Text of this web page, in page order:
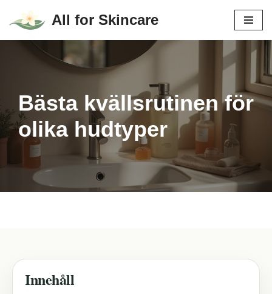
Hoppa
All for Skincare
Bästa kvällsrutinen för
olika hudtyper
Innehåll